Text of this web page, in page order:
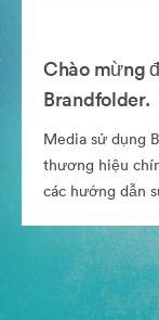
Chào mừng
Brandfolder.
Media sử dụng
thương hiệu
các hướng dẫn